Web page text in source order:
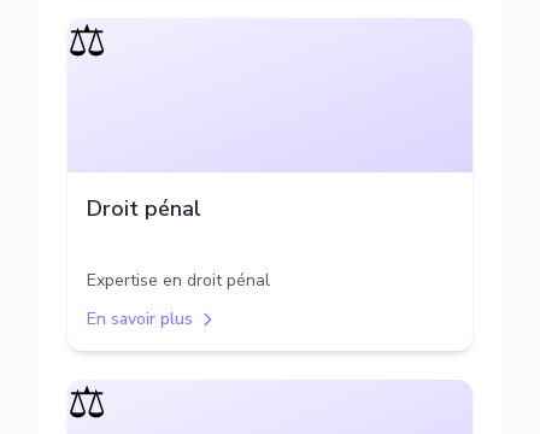
⚖️
Droit pénal
Expertise en droit pénal
En savoir plus
⚖️